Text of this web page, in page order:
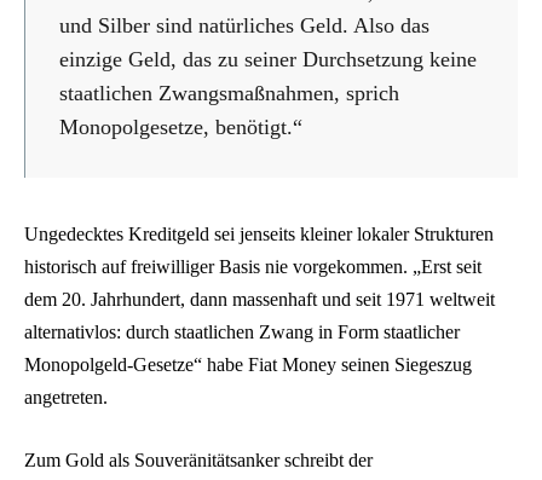
und Silber sind natürliches Geld. Also das
einzige Geld, das zu seiner Durchsetzung keine
staatlichen Zwangsmaßnahmen, sprich
Monopolgesetze, benötigt.“
Ungedecktes Kreditgeld sei jenseits kleiner lokaler Strukturen
historisch auf freiwilliger Basis nie vorgekommen. „Erst seit
dem 20. Jahrhundert, dann massenhaft und seit 1971 weltweit
alternativlos: durch staatlichen Zwang in Form staatlicher
Monopolgeld-Gesetze“ habe Fiat Money seinen Siegeszug
angetreten.
Zum Gold als Souveränitätsanker schreibt der